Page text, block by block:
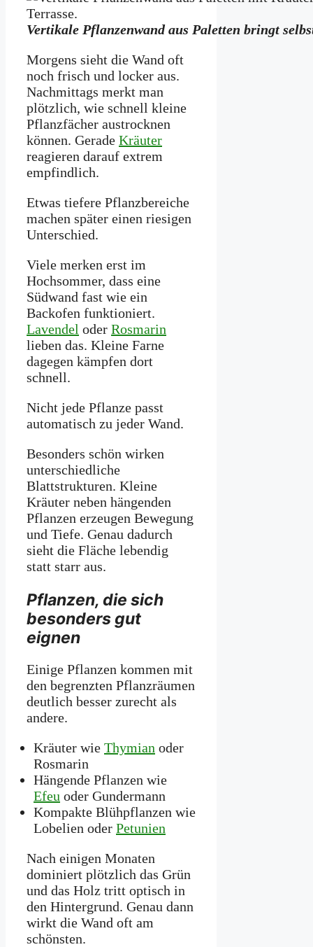
Vertikale Pflanzenwand aus Paletten bringt
Morgens sieht die Wand oft
noch frisch und locker aus.
Nachmittags merkt man
plötzlich, wie schnell kleine
Pflanzfächer austrocknen
können. Gerade Kräuter
reagieren darauf extrem
empfindlich.
Etwas tiefere Pflanzbereiche
machen später einen riesigen
Unterschied.
Viele merken erst im
Hochsommer, dass eine
Südwand fast wie ein
Backofen funktioniert.
Lavendel oder Rosmarin
lieben das. Kleine Farne
dagegen kämpfen dort
schnell.
Nicht jede Pflanze passt
automatisch zu jeder Wand.
Besonders schön wirken
unterschiedliche
Blattstrukturen. Kleine
Kräuter neben hängenden
Pflanzen erzeugen Bewegung
und Tiefe. Genau dadurch
sieht die Fläche lebendig
statt starr aus.
Pflanzen, die sich
besonders gut
eignen
Einige Pflanzen kommen mit
den begrenzten Pflanzräumen
deutlich besser zurecht als
andere.
Kräuter wie Thymian oder
Rosmarin
Hängende Pflanzen wie
Efeu oder Gundermann
Kompakte Blühpflanzen wie
Lobelien oder Petunien
Nach einigen Monaten
dominiert plötzlich das Grün
und das Holz tritt optisch in
den Hintergrund. Genau dann
wirkt die Wand oft am
schönsten.